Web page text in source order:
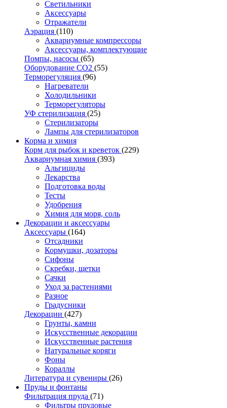
Светильники
Аксессуары
Отражатели
Аэрация (110)
Аквариумные компрессоры
Аксессуары, комплектующие
Помпы, насосы (65)
Оборудование CO2 (55)
Терморегуляция (96)
Нагреватели
Холодильники
Терморегуляторы
УФ стерилизация (25)
Стерилизаторы
Лампы для стерилизаторов
Корма и химия
Корм для рыбок и креветок (229)
Аквариумная химия (393)
Альгициды
Лекарства
Подготовка воды
Тесты
Удобрения
Химия для моря, соль
Декорации и аксессуары
Аксессуары (164)
Отсадники
Кормушки, дозаторы
Сифоны
Скребки, щетки
Сачки
Уход за растениями
Разное
Градусники
Декорации (427)
Грунты, камни
Искусственные декорации
Искусственные растения
Натуральные коряги
Фоны
Кораллы
Литература и сувениры (26)
Пруды и фонтаны
Фильтрация пруда (71)
Фильтры прудовые